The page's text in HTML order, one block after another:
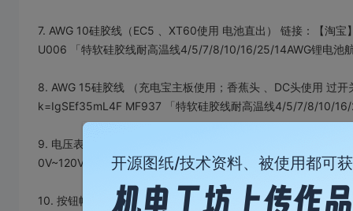
7. AWG 10硅胶线（EC5 、XT60使用 电池直出） 链接：【
U006 「特软硅胶线耐高温线4/5/7/8/10/16/25/14AWG锂电池
8. AWG 15硅胶线 （充电宝主板使用；香蕉头 、DC头使用 过
k=IgSEf35mL4F MF937 「特软硅胶线耐高温线4/5/7/8/10/16/
9. 电压表 链接：【淘宝】假一赔四 https://e.tb.cn/
0V~120V两线二线三线不/带/外壳」
10. 按钮帽 （A101 带边 内径3.1mm ）链接：【淘宝】假一
开源图纸/技术资料、被使用都可